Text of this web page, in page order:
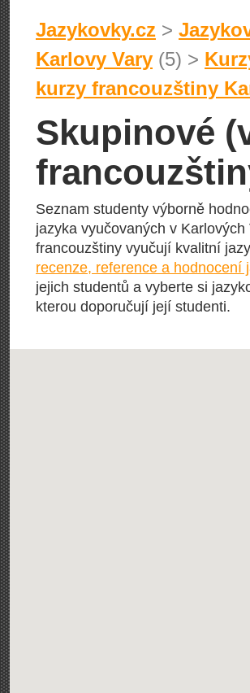
Jazykovky.cz >
Karlovy Vary (5) >
kurzy francouzštiny
Skupinové
Seznam studenty výborně
jazyka vyučovaných v
francouzštiny vyučují kvalitní
recenze, reference a hodnocení
jejich studentů a vyberte si
kterou doporučují její studenti.